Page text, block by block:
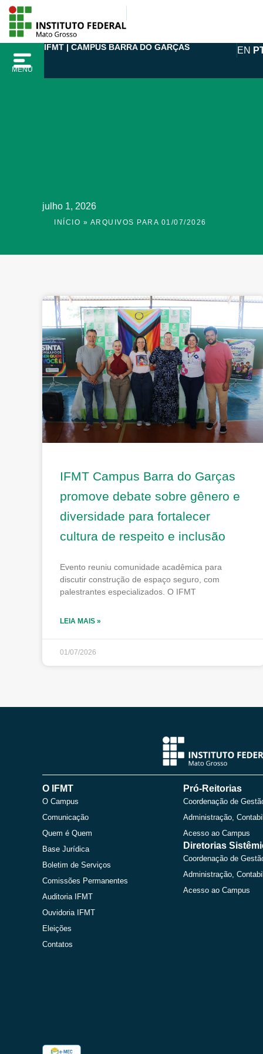
para
conteúdo
MENU
IFMT | CAMPUS BARRA DO GARÇAS EN
julho 1, 2026
INÍCIO » ARQUIVOS PARA 01/07/2026
IFMT Campus Barra do Garças
promove debate sobre gênero e
diversidade para fortalecer
cultura de respeito e inclusão
Evento reuniu comunidade acadêmica para
discutir construção de espaço seguro, com
palestrantes especializados. O IFMT
LEIA MAIS »
01/07/2026
O IFMT
O Campus
Comunicação
Quem é Quem
Base Jurídica
Boletim de Serviços
Comissões Permanentes
Auditoria IFMT
Ouvidoria IFMT
Eleições
Contatos
Pró-Reitorias
Coordenação de
Administração,
Acesso ao Campus
Diretorias
Coordenação de
Administração,
Acesso ao Campus